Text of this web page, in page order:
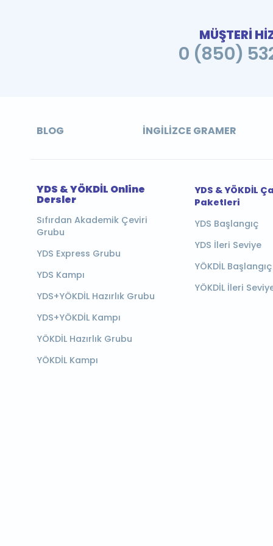
MÜŞTERİ
0 (850)
BLOG İNGILIZCE GRAMER
YDS & YÖKDİL Online
Dersler
Sıfırdan Akademik Çeviri
Grubu
YDS Express Grubu
YDS Kampı
YDS+YÖKDİL Hazırlık Grubu
YDS+YÖKDİL Kampı
YÖKDİL Hazırlık Grubu
YÖKDİL Kampı
YDS & YÖKDİL
Paketleri
YDS Başlangıç
YDS İleri Seviye
YÖKDİL Başlangıç
YÖKDİL İleri